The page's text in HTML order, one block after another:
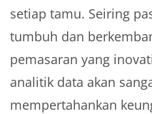
setiap tamu. Seiring
tumbuh dan
pemasaran yang
analitik data akan
mempertahankan